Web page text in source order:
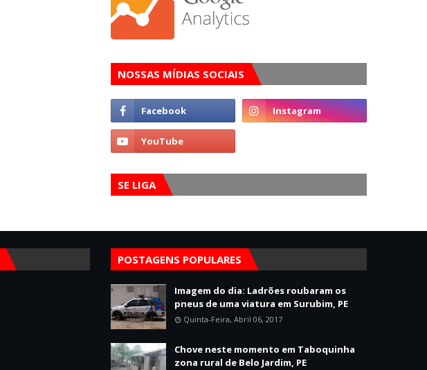
NOSSAS MÍDIAS SOCIAIS
SE LIGA
POSTAGENS POPULARES
Imagem do dia: Ladrões roubaram os
pneus de uma viatura em Surubim, PE
Quinta-Feira, Abril 06, 2017
Chove neste momento em Taboquinha
zona rural de Belo Jardim, PE